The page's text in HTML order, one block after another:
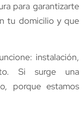
para garantizarte
tu domicilio y que
instalación,
Si surge una
porque estamos